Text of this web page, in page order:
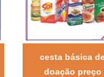
cesta básica
doação preço